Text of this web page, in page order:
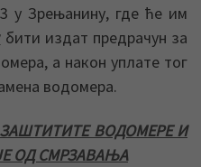
у Зрењанину, где ће им
бити издат предрачун за
а након уплате тог
водомера.
ВОДОМЕРЕ И
ОД СМРЗАВАЊА